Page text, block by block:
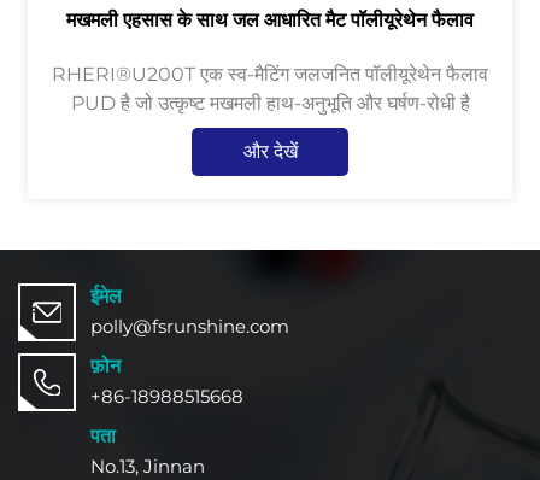
मखमली एहसास के साथ जल आधारित मैट पॉलीयूरेथेन फैलाव
RHERI®U200T एक स्व-मैटिंग जलजनित पॉलीयूरेथेन फैलाव
PUD है जो उत्कृष्ट मखमली हाथ-अनुभूति और घर्षण-रोधी है
और देखें
ईमेल
polly@fsrunshine.com
फ़ोन
+86-18988515668
पता
No.13, Jinnan